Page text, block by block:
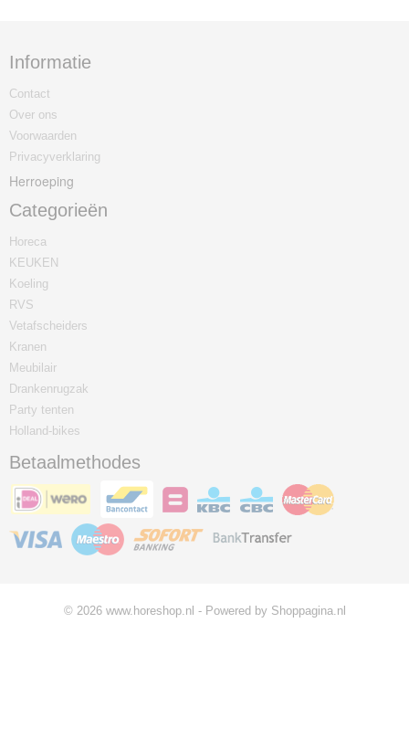
Informatie
Contact
Over ons
Voorwaarden
Privacyverklaring
Herroeping
Categorieën
Horeca
KEUKEN
Koeling
RVS
Vetafscheiders
Kranen
Meubilair
Drankenrugzak
Party tenten
Holland-bikes
Betaalmethodes
© 2026 www.horeshop.nl - Powered by Shoppagina.nl